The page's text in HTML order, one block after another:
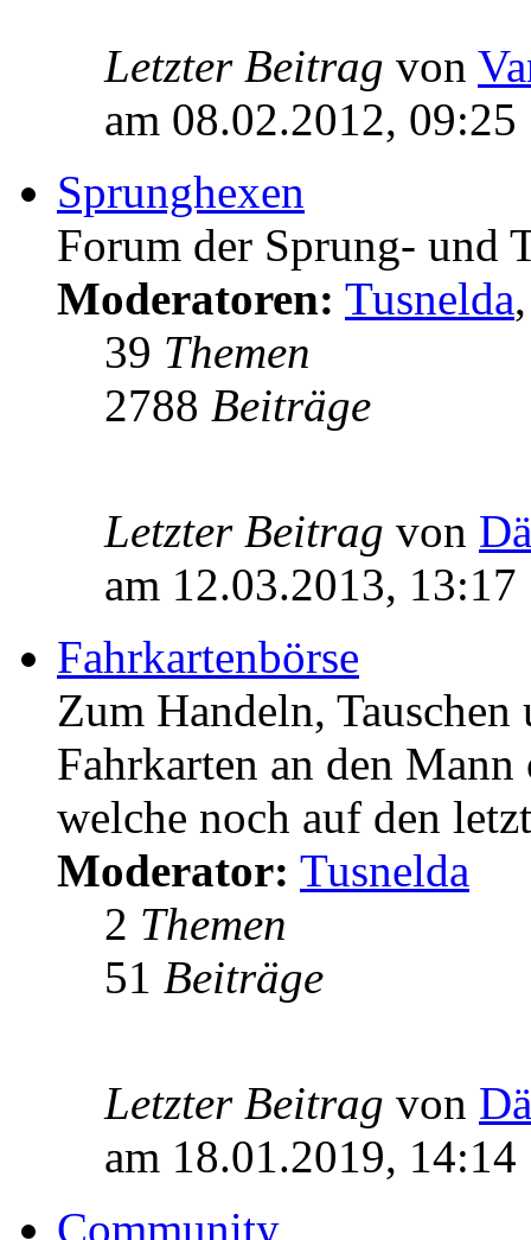
Letzter Beitrag von
am 08.02.2012, 09:25
Sprunghexen
Forum der Sprung- und
Moderatoren: Tusnelda
39 Themen
2788 Beiträge
Letzter Beitrag von
am 12.03.2013, 13:17
Fahrkartenbörse
Zum Handeln,
Fahrkarten an den
welche noch auf den
Moderator: Tusnelda
2 Themen
51 Beiträge
Letzter Beitrag von
am 18.01.2019, 14:14
Community